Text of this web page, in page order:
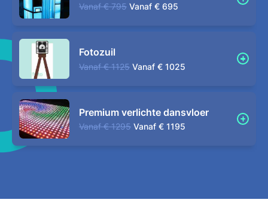
Vanaf € 795 Vanaf € 695
Fotozuil
Vanaf € 1125 Vanaf € 1025
Premium verlichte dansvloer
Vanaf € 1295 Vanaf € 1195